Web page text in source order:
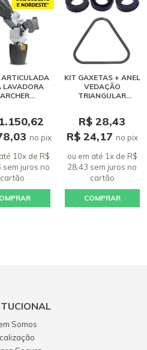
ARTICULADA
LAVADORA
no pix
10x de R$
sem juros no
cartão
KIT GAXETAS + ANEL
VEDAÇÃO
TRIANGULAR
R$ 28,43
R$ 24,17 no pix
ou em até 1x de R$
28,43 sem jurosno
cartão
COMPRAR
Somos